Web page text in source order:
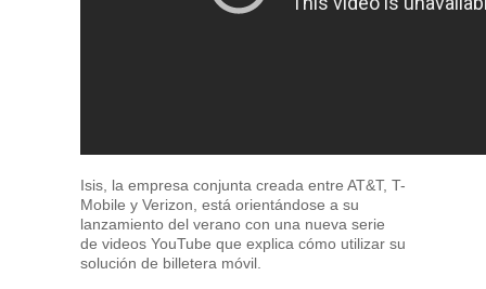
Isis, la empresa conjunta creada entre AT&T, T-
Mobile y Verizon, está orientándose a su
lanzamiento del verano con una nueva serie
de videos YouTube que explica cómo utilizar su
solución de billetera móvil.